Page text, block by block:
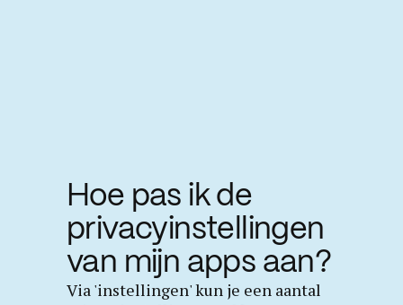
Hoe pas ik de
privacyinstellingen
van mijn apps aan?
Via 'instellingen' kun je een aantal